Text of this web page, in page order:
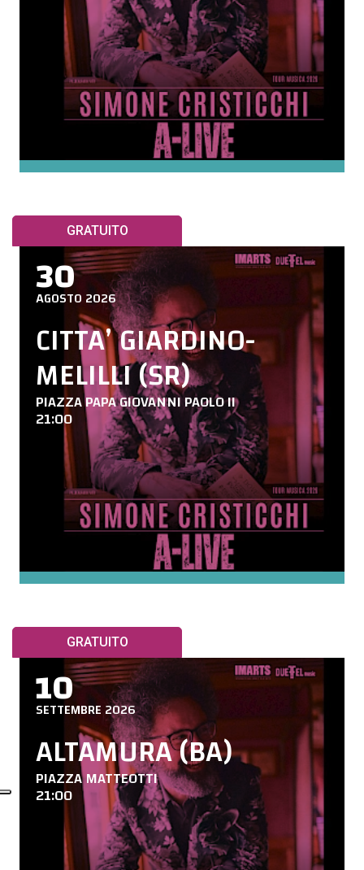
GRATUITO
30
AGOSTO 2026
CITTA’ GIARDINO-
MELILLI (SR)
PIAZZA PAPA GIOVANNI PAOLO II
21:00
GRATUITO
10
SETTEMBRE 2026
ALTAMURA (BA)
PIAZZA MATTEOTTI
21:00